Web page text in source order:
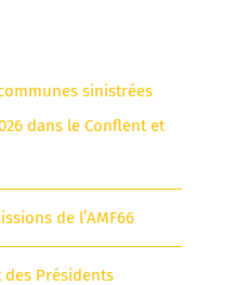
sinistrées
dans le Conflent et
de l’AMF66
des Présidents